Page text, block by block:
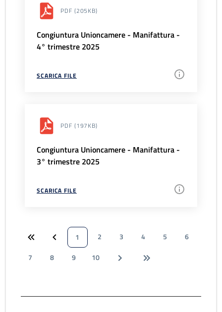
PDF (205KB)
Congiuntura Unioncamere - Manifattura -
4° trimestre 2025
SCARICA FILE
PDF (197KB)
Congiuntura Unioncamere - Manifattura -
3° trimestre 2025
SCARICA FILE
1 2 3 4 5
6
7
8 9 10